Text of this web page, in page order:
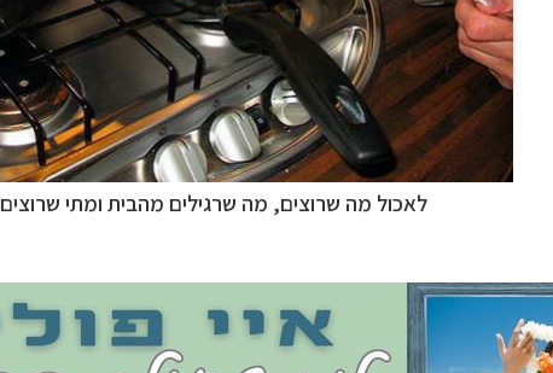
לאכול מה שרוצים, מה שרגילים מהבית ומתי שרוצים
נופש לחצו לרשימת היעדים »
למדינות אירופה לחצו לרשימת היעדים »